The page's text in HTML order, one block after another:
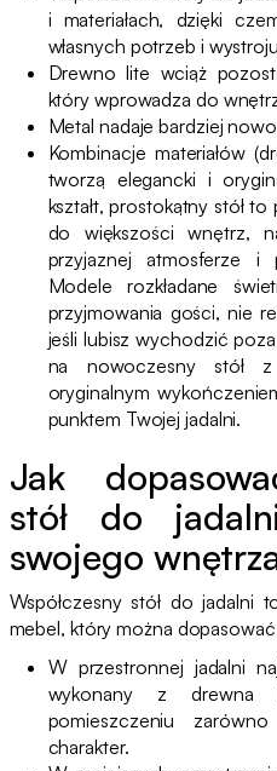
i materiałach, dzięki
własnych potrzeb i
Drewno lite wciąż
który wprowadza do
Metal nadaje bardziej
Kombinacje materiałów
tworzą elegancki i
kształt, prostokątny stół
do większości wnętrz,
przyjaznej atmosferze i
Modele rozkładane
przyjmowania gości, nie
jeśli lubisz wychodzić
na nowoczesny stół
oryginalnym
punktem Twojej jadalni.
Jak
stół do
swojego
Współczesny stół do jadalni
mebel, który można
W przestronnej jadalni
wykonany z drewna
pomieszczeniu
charakter.